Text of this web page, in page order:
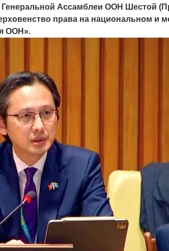
Генеральной Ассамблеи ООН Шестой
права на национальном и
ООН».